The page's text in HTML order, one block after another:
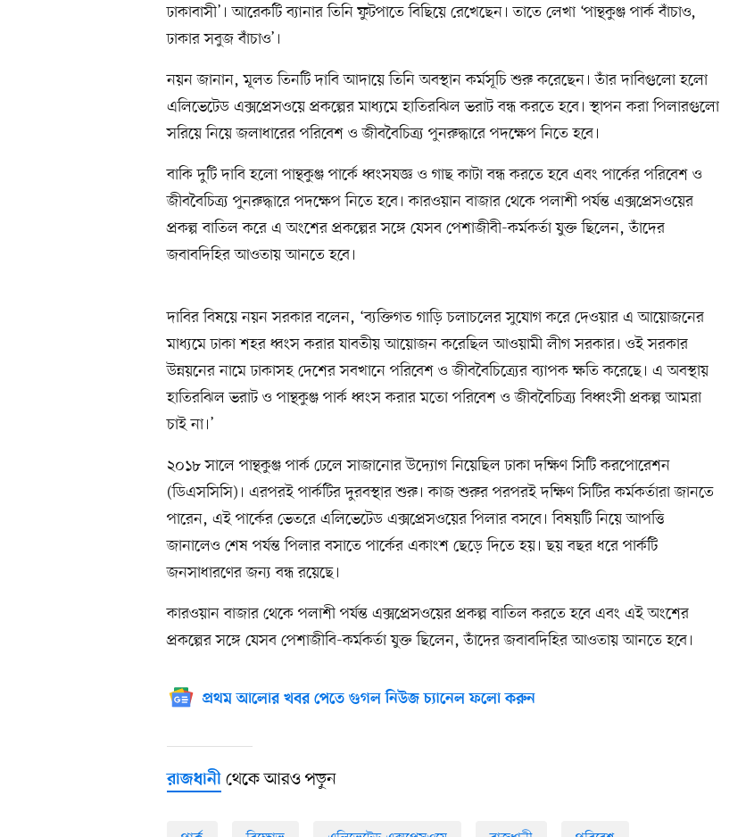
ঢাকাবাসী’। আরেকটি ব্যানার তিনি ফুটপাতে বিছিয়ে রেখেছেন। তাতে লেখা ‘পান্থকুঞ্জ পার্ক বাঁচাও,
ঢাকার সবুজ বাঁচাও’।
নয়ন জানান, মূলত তিনটি দাবি আদায়ে তিনি অবস্থান কর্মসূচি শুরু করেছেন। তাঁর দাবিগুলো হলো
এলিভেটেড এক্সপ্রেসওয়ে প্রকল্পের মাধ্যমে হাতিরঝিল ভরাট বন্ধ করতে হবে। স্থাপন করা পিলারগুলো
সরিয়ে নিয়ে জলাধারের পরিবেশ ও জীববৈচিত্র্য পুনরুদ্ধারে পদক্ষেপ নিতে হবে।
বাকি দুটি দাবি হলো পান্থকুঞ্জ পার্কে ধ্বংসযজ্ঞ ও গাছ কাটা বন্ধ করতে হবে এবং পার্কের পরিবেশ ও
জীববৈচিত্র্য পুনরুদ্ধারে পদক্ষেপ নিতে হবে। কারওয়ান বাজার থেকে পলাশী পর্যন্ত এক্সপ্রেসওয়ের
প্রকল্প বাতিল করে এ অংশের প্রকল্পের সঙ্গে যেসব পেশাজীবী-কর্মকর্তা যুক্ত ছিলেন, তাঁদের
জবাবদিহির আওতায় আনতে হবে।
দাবির বিষয়ে নয়ন সরকার বলেন, ‘ব্যক্তিগত গাড়ি চলাচলের সুযোগ করে দেওয়ার এ আয়োজনের
মাধ্যমে ঢাকা শহর ধ্বংস করার যাবতীয় আয়োজন করেছিল আওয়ামী লীগ সরকার। ওই সরকার
উন্নয়নের নামে ঢাকাসহ দেশের সবখানে পরিবেশ ও জীববৈচিত্র্যের ব্যাপক ক্ষতি করেছে। এ অবস্থায়
হাতিরঝিল ভরাট ও পান্থকুঞ্জ পার্ক ধ্বংস করার মতো পরিবেশ ও জীববৈচিত্র্য বিধ্বংসী প্রকল্প আমরা
চাই না।’
২০১৮ সালে পান্থকুঞ্জ পার্ক ঢেলে সাজানোর উদ্যোগ নিয়েছিল ঢাকা দক্ষিণ সিটি করপোরেশন
(ডিএসসিসি)। এরপরই পার্কটির দুরবস্থার শুরু। কাজ শুরুর পরপরই দক্ষিণ সিটির কর্মকর্তারা জানতে
পারেন, এই পার্কের ভেতরে এলিভেটেড এক্সপ্রেসওয়ের পিলার বসবে। বিষয়টি নিয়ে আপত্তি
জানালেও শেষ পর্যন্ত পিলার বসাতে পার্কের একাংশ ছেড়ে দিতে হয়। ছয় বছর ধরে পার্কটি
জনসাধারণের জন্য বন্ধ রয়েছে।
কারওয়ান বাজার থেকে পলাশী পর্যন্ত এক্সপ্রেসওয়ের প্রকল্প বাতিল করতে হবে এবং এই অংশের
প্রকল্পের সঙ্গে যেসব পেশাজীবি-কর্মকর্তা যুক্ত ছিলেন, তাঁদের জবাবদিহির আওতায় আনতে হবে।
প্রথম আলোর খবর পেতে গুগল নিউজ চ্যানেল ফলো করুন
রাজধানী থেকে আরও পড়ুন